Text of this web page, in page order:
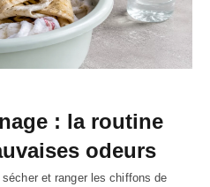
: la routine
odeurs
et ranger les chiffons de